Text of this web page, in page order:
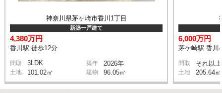
神奈川県茅ヶ崎市香川1丁目
新築一戸建て
4,380万円
香川駅 徒歩12分
間取 3LDK 築年 2026年
土地 101.02㎡ 建物 96.05㎡
6,000万円
茅ケ崎駅 香川
間取 それ以上
土地 205.64㎡